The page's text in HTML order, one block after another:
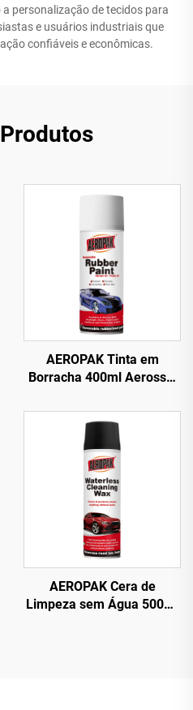
personalização de tecidos para
e usuários industriais que
confiáveis e econômicas.
AEROPAK Tinta em
Borracha 400ml Aerossol
Removível para Rodas
AEROPAK Cera de
Limpeza sem Água 500ml